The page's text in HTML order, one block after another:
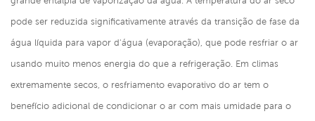
pode ser reduzida significativamente através da transição de fase da
água líquida para vapor d'água (evaporação), que pode resfriar o ar
usando muito menos energia do que a refrigeração. Em climas
extremamente secos, o resfriamento evaporativo do ar tem o
benefício adicional de condicionar o ar com mais umidade para o